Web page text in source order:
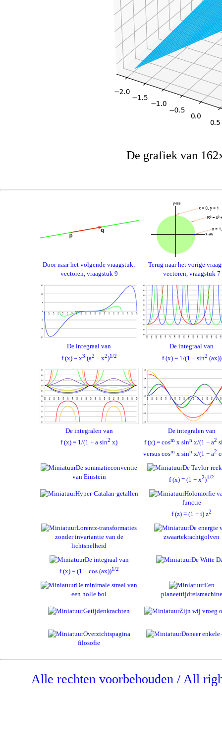
De grafiek van
Door naar het volgende vraagstuk:
vectoren, vraagstuk 9
Terug naar het vorige
vectoren, vraagstuk 7
De integraal van
f (x) = x3 (a2 − x2)1/2
De integraal van
f (x) = 1/(1 − sin2 (ax))
De integralen van
f (x) = 1/(1 + a sin2 x)
De integralen van
f (x) = cosmx sinnx/(1 − a2
versus cosmx sinnx/(1 − a2
De sommatieconventie
van Einstein
De Taylor-
f (x) = (1 + x2)1/2
Hyper-Catalan-getallen
Holomorfie
functie
f (z) = (1 + i) z2
Lorentz-transformaties
zonder invariantie van de
lichtsnelheid
De energie
zwaartekrachtgolven
De integraal van
f (x) = (1 − cos (ax))1/2
De Witte
De minimale straal van
een holle bol
Een
planeettijdreismachine
Getijdenkrachten Zijn wij vroeg
Overzichtspagina
filosofie
Doneer enkele
Alle rechten voorbehouden / All